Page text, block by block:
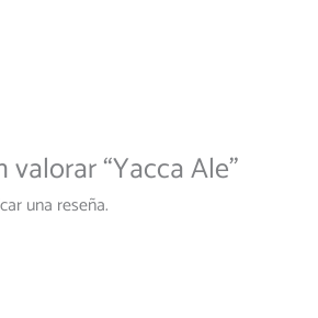
“Yacca Ale”
una reseña.